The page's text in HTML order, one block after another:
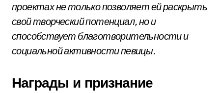
проектах не только позволяет ей раскрыть
свой творческий потенциал, но и
способствует благотворительности и
социальной активности певицы.
Награды и признание